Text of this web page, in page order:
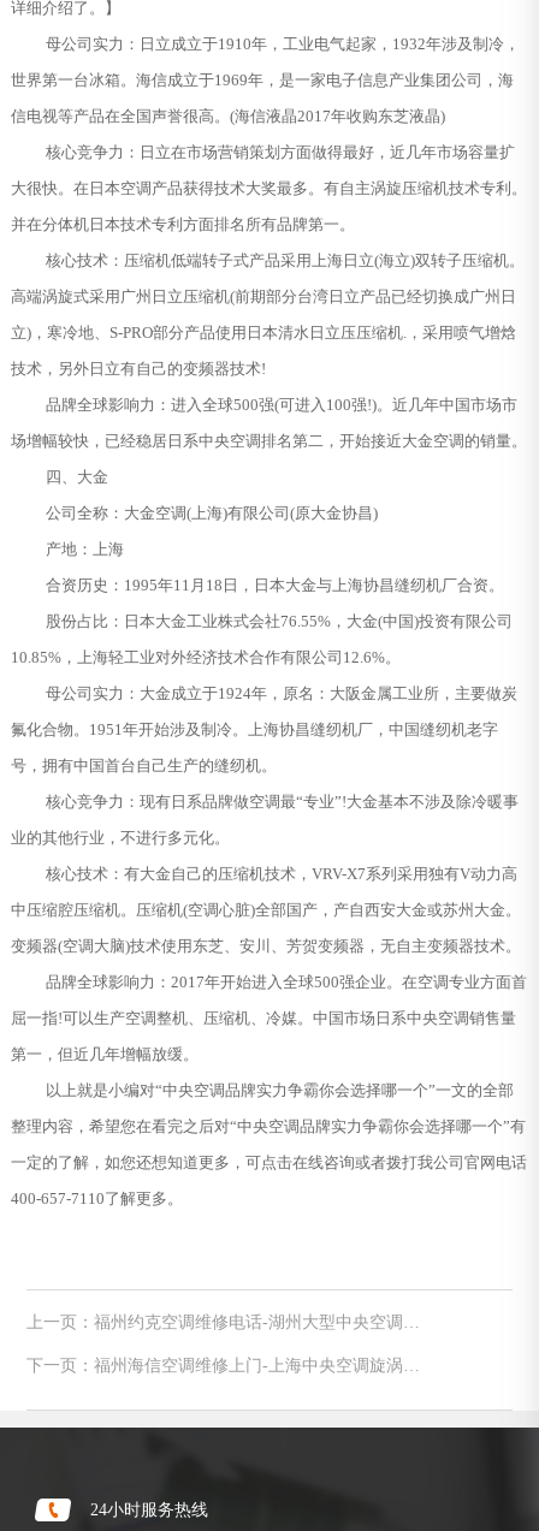
详细介绍了。】
母公司实力：日立成立于1910年，工业电气起家，1932年涉及制冷，
世界第一台冰箱。海信成立于1969年，是一家电子信息产业集团公司，海
信电视等产品在全国声誉很高。(海信液晶2017年收购东芝液晶)
核心竞争力：日立在市场营销策划方面做得最好，近几年市场容量扩
大很快。在日本空调产品获得技术大奖最多。有自主涡旋压缩机技术专利。
并在分体机日本技术专利方面排名所有品牌第一。
核心技术：压缩机低端转子式产品采用上海日立(海立)双转子压缩机。
高端涡旋式采用广州日立压缩机(前期部分台湾日立产品已经切换成广州日
立)，寒冷地、S-PRO部分产品使用日本清水日立压压缩机.，采用喷气增焓
技术，另外日立有自己的变频器技术!
品牌全球影响力：进入全球500强(可进入100强!)。近几年中国市场市
场增幅较快，已经稳居日系中央空调排名第二，开始接近大金空调的销量。
四、大金
公司全称：大金空调(上海)有限公司(原大金协昌)
产地：上海
合资历史：1995年11月18日，日本大金与上海协昌缝纫机厂合资。
股份占比：日本大金工业株式会社76.55%，大金(中国)投资有限公司
10.85%，上海轻工业对外经济技术合作有限公司12.6%。
母公司实力：大金成立于1924年，原名：大阪金属工业所，主要做炭
氟化合物。1951年开始涉及制冷。上海协昌缝纫机厂，中国缝纫机老字
号，拥有中国首台自己生产的缝纫机。
核心竞争力：现有日系品牌做空调最“专业”!大金基本不涉及除冷暖事
业的其他行业，不进行多元化。
核心技术：有大金自己的压缩机技术，VRV-X7系列采用独有V动力高
中压缩腔压缩机。压缩机(空调心脏)全部国产，产自西安大金或苏州大金。
变频器(空调大脑)技术使用东芝、安川、芳贺变频器，无自主变频器技术。
品牌全球影响力：2017年开始进入全球500强企业。在空调专业方面首
屈一指!可以生产空调整机、压缩机、冷媒。中国市场日系中央空调销售量
第一，但近几年增幅放缓。
以上就是小编对“中央空调品牌实力争霸你会选择哪一个”一文的全部
整理内容，希望您在看完之后对“中央空调品牌实力争霸你会选择哪一个”有
一定的了解，如您还想知道更多，可点击在线咨询或者拨打我公司官网电话
400-657-7110了解更多。
上一页：福州约克空调维修电话-湖州大型中央空调冷
下一页：福州海信空调维修上门-上海中央空调旋涡压
24小时服务热线